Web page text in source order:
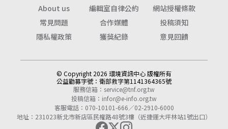
About us
編輯室自律公約
網站授權條款
常見問題
合作媒體
投稿須知
隱私權政策
獲獎紀錄 意見回饋
© Copyright 2026 環境資訊中心 版權所有
公益勸募字號： 衛部救字第1141364365號
服務信箱： service@tnf.org.tw
投稿信箱： infor@e-info.org.tw
客服電話：070-10101-666／02-2910-6000
地址：231023新北市新店區民權路48號3樓（近捷運大坪林站1號出口）